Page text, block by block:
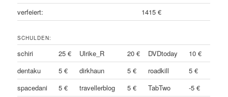
verfeiert:
1415 €
SCHULDEN:
schiri 25 € Ulrike_R 20 € DVDtoday
10 €
dentaku
5 € dirkhaun 5 € roadkill
5 €
spacedani
5 € travellerblog 5 € TabTwo -5 €